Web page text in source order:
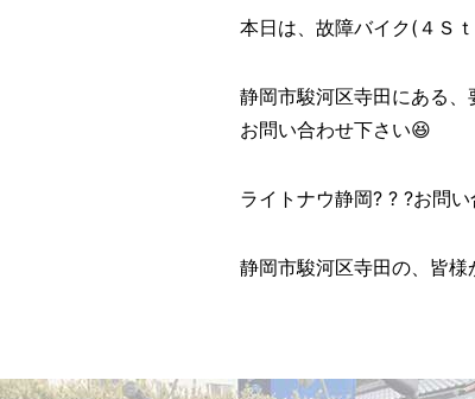
本日は、故障バイク(４Ｓ
静岡市駿河区寺田にある
お問い合わせ下さい😆
ライトナウ静岡? ? ?お問
静岡市駿河区寺田の、皆